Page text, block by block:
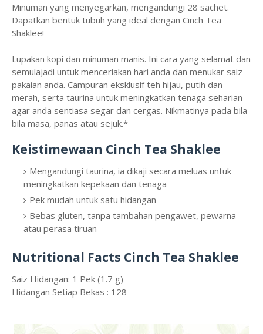
Minuman yang menyegarkan, mengandungi 28 sachet.
Dapatkan bentuk tubuh yang ideal dengan Cinch Tea
Shaklee!
Lupakan kopi dan minuman manis. Ini cara yang selamat dan
semulajadi untuk menceriakan hari anda dan menukar saiz
pakaian anda. Campuran eksklusif teh hijau, putih dan
merah, serta taurina untuk meningkatkan tenaga seharian
agar anda sentiasa segar dan cergas. Nikmatinya pada bila-
bila masa, panas atau sejuk.*
Keistimewaan Cinch Tea Shaklee
Mengandungi taurina, ia dikaji secara meluas untuk
meningkatkan kepekaan dan tenaga
Pek mudah untuk satu hidangan
Bebas gluten, tanpa tambahan pengawet, pewarna
atau perasa tiruan
Nutritional Facts Cinch Tea Shaklee
Saiz Hidangan: 1 Pek (1.7 g)
Hidangan Setiap Bekas : 128